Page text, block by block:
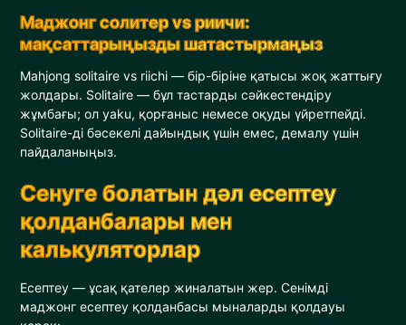
Маджонг солитер vs риичи:
мақсаттарыңызды шатастырмаңыз
Mahjong solitaire vs riichi — бір-біріне қатысы жоқ жаттығу
жолдары. Solitaire — бұл тастарды сәйкестендіру
жұмбағы; ол yaku, қорғаныс немесе оқуды үйретпейді.
Solitaire-ді бәсекелі дайындық үшін емес, демалу үшін
пайдаланыңыз.
Сенуге болатын дәл есептеу
қолданбалары мен
калькуляторлар
Есептеу — ұсақ қателер жиналатын жер. Сенімді
маджонг есептеу қолданбасы мыналарды қолдауы